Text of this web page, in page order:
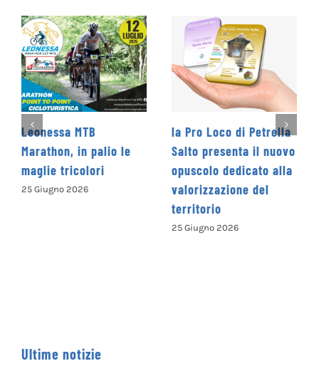
la Pro Loco di Petrella
Salto presenta il nuovo
opuscolo dedicato alla
valorizzazione del
La Cooperativa
Levante promuove il
Concorso Letterario
Nazionale
“Camminando tra le
parole” – COME